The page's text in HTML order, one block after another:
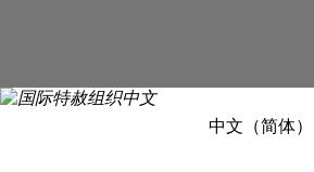
中文（简体）